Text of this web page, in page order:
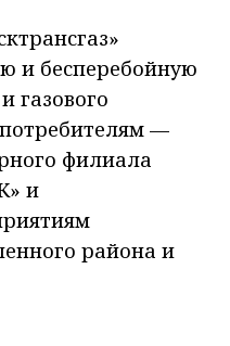
и бесперебойную
газового
—
филиала
и
района и